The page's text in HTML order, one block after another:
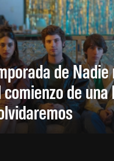
de Nadie
de